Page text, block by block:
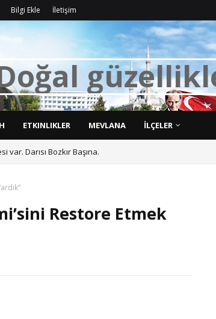
Bilgi Ekle İletişim
oğal güzellikl
ETKINLIKLER MEVLANA İLÇELER
Darısı Bozkır Başına.
Restore Etmek